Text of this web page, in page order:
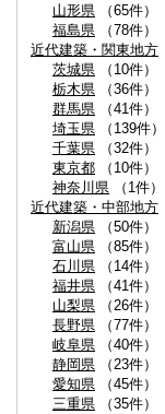
山形県 （65件）
福島県 （78件）
近代建築・関東地方
茨城県 （10件）
栃木県 （36件）
群馬県 （41件）
埼玉県 （139件）
千葉県 （32件）
東京都 （10件）
神奈川県 （1件）
近代建築・中部地方
新潟県 （50件）
富山県 （85件）
石川県 （14件）
福井県 （41件）
山梨県 （26件）
長野県 （77件）
岐阜県 （40件）
静岡県 （23件）
愛知県 （45件）
三重県 （35件）